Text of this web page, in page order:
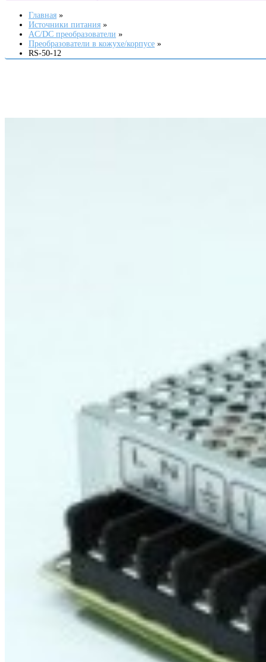
Главная
Источники питания
AC/DC преобразователи
Преобразователи в кожухе/корпусе
RS-50-12